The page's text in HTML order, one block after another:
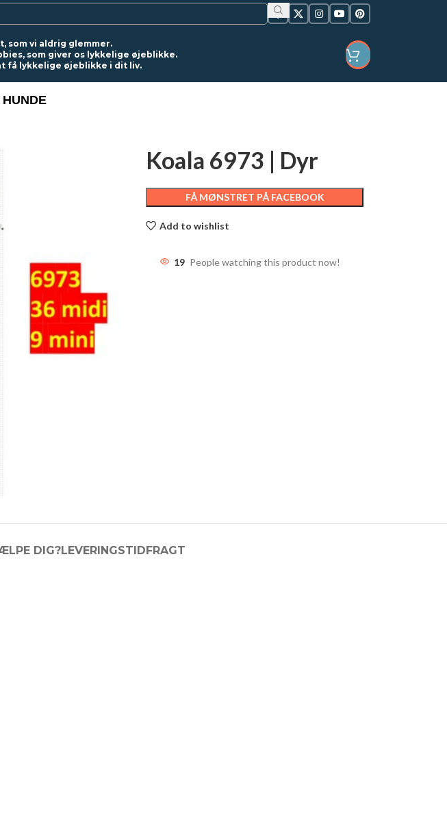
som vi aldrig glemmer.
som giver os lykkelige øjeblikke.
få lykkelige øjeblikke i dit liv.
Koala 6973 | Dyr
FÅ MØNSTRET PÅ FACEBOOK
Add to wishlist
19 People watching this product now!
DIG?LEVERINGSTIDFRAGT